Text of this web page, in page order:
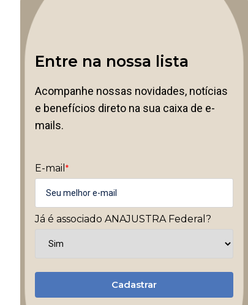
Entre na nossa lista
Acompanhe nossas novidades, notícias
e benefícios direto na sua caixa de e-
mails.
E-mail *
Já é associado ANAJUSTRA Federal?
Cadastrar